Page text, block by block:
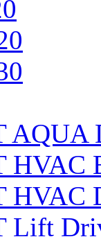
AQUA
HVAC
HVAC
Lift